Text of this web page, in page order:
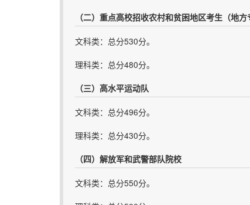
（二）重点高校招收农村和贫困地区考生（地方
文科类：总分530分。
理科类：总分480分。
（三）高水平运动队
文科类：总分496分。
理科类：总分430分。
（四）解放军和武警部队院校
文科类：总分550分。